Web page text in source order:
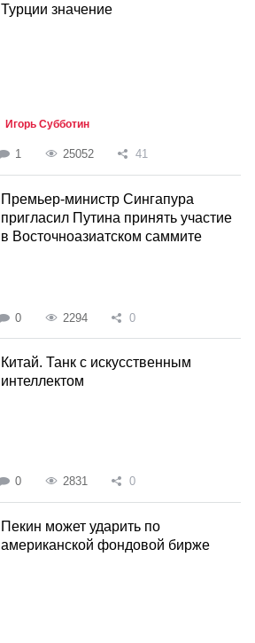
Турции значение
Игорь Субботин
1 25052 41
Премьер-министр Сингапура
пригласил Путина принять участие
в Восточноазиатском саммите
0 2294 0
Китай. Танк с искусственным
интеллектом
0 2831 0
Пекин может ударить по
американской фондовой бирже